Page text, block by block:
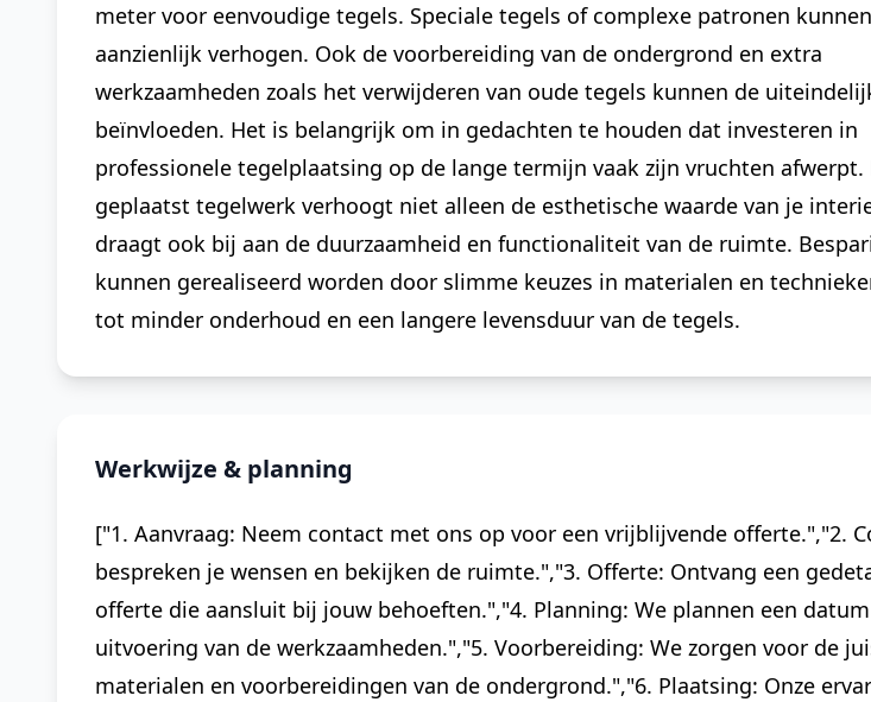
meter voor eenvoudige tegels. Speciale tegels of complexe patronen
aanzienlijk verhogen. Ook de voorbereiding van de ondergrond en extra
werkzaamheden zoals het verwijderen van oude tegels kunnen de
beïnvloeden. Het is belangrijk om in gedachten te houden dat investeren in
professionele tegelplaatsing op de lange termijn vaak zijn vruchten afwerpt.
geplaatst tegelwerk verhoogt niet alleen de esthetische waarde van je
draagt ook bij aan de duurzaamheid en functionaliteit van de ruimte.
kunnen gerealiseerd worden door slimme keuzes in materialen en
tot minder onderhoud en een langere levensduur van de tegels.
Werkwijze & planning
["1. Aanvraag: Neem contact met ons op voor een vrijblijvende offerte.","2.
bespreken je wensen en bekijken de ruimte.","3. Offerte: Ontvang een
offerte die aansluit bij jouw behoeften.","4. Planning: We plannen een
uitvoering van de werkzaamheden.","5. Voorbereiding: We zorgen voor de
materialen en voorbereidingen van de ondergrond.","6. Plaatsing: Onze